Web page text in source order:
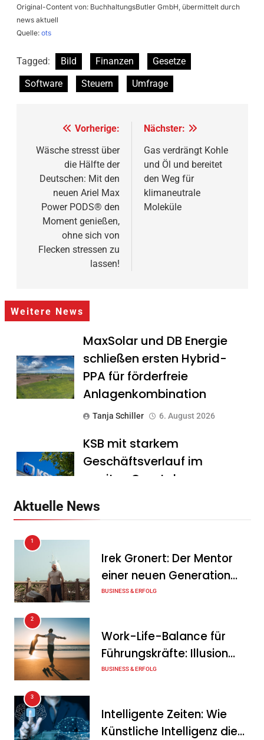
Original-Content von: BuchhaltungsButler GmbH, übermittelt durch
news aktuell
Quelle: ots
Tagged: Bild Finanzen
Gesetze
Software
Steuern Umfrage
Beitragsnavigation
Vorherige:
Wäsche stresst über
die Hälfte der
Deutschen: Mit den
neuen Ariel Max
Power PODS® den
Moment genießen,
ohne sich von
Flecken stressen zu
lassen!
Nächster:
Gas verdrängt Kohle
und Öl und bereitet
den Weg für
klimaneutrale
Moleküle
Weitere News
MaxSolar und DB Energie
schließen ersten Hybrid-
PPA für förderfreie
Anlagenkombination
Tanja Schiller 6. August 2026
KSB mit starkem
Geschäftsverlauf im
zweiten Quartal
zum wichtigsten Baustein
der Energiewende werden
Ohne Daten keine
Verteidigungsfähigkeit:
Deutsche
Rüstungsindustrie investiert
Fundament
Aktuelle News
1
Irek Gronert: Der Mentor
einer neuen Generation
von Unternehmern
BUSINESS & ERFOLG
2
Work-Life-Balance für
Führungskräfte: Illusion
oder echte Chance?
BUSINESS & ERFOLG
3
Intelligente Zeiten: Wie
Künstliche Intelligenz die